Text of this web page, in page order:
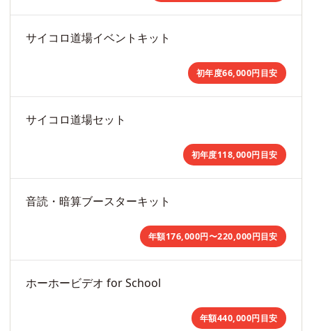
サイコロ道場イベントキット
初年度66,000円目安
サイコロ道場セット
初年度118,000円目安
音読・暗算ブースターキット
年額176,000円〜220,000円目安
ホーホービデオ for School
年額440,000円目安